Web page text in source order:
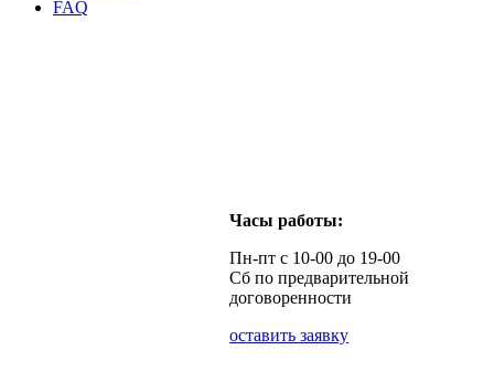
FAQ
Часы работы:
Пн-пт с 10-00 до 19-00
Сб по предварительной
договоренности
оставить заявку